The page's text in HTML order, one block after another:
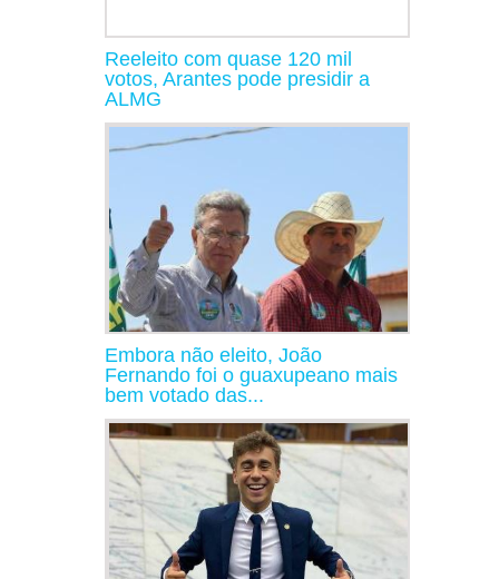
Reeleito com quase 120 mil
votos, Arantes pode presidir a
ALMG
Embora não eleito, João
Fernando foi o guaxupeano mais
bem votado das...